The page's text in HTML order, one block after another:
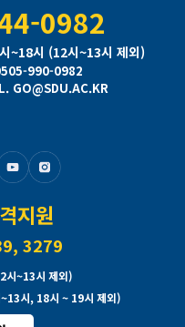
0982
~18시 (12시~13시 제외)
990-0982
GO@SDU.AC.KR
지원
3279
~13시 제외)
시, 18시 ~ 19시 제외)